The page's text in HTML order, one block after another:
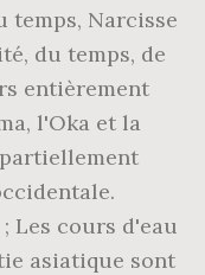
temps, Narcisse
du temps, de
entièrement
l'Oka et la
Les cours d'eau
asiatique sont